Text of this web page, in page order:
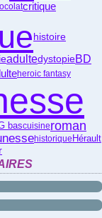
critique
histoire
adultedystopieBD
heroic fantasy
bascuisineroman
historique Hérault